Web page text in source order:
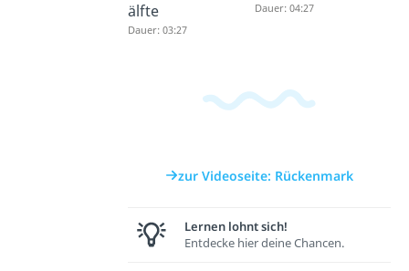
älfte
Dauer: 03:27
Dauer: 04:27
zur Videoseite: Rückenmark
Lernen lohnt sich!
Entdecke hier deine Chancen.